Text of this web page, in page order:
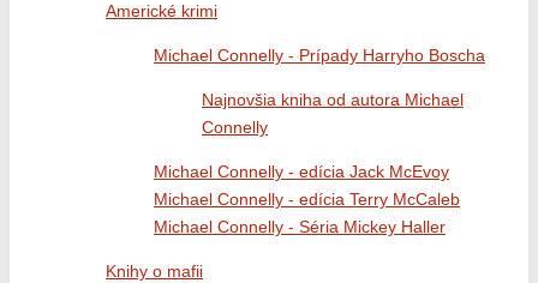
Americké krimi
Michael Connelly - Prípady Harryho Boscha
Najnovšia kniha od autora Michael
Connelly
Michael Connelly - edícia Jack McEvoy
Michael Connelly - edícia Terry McCaleb
Michael Connelly - Séria Mickey Haller
Knihy o mafii